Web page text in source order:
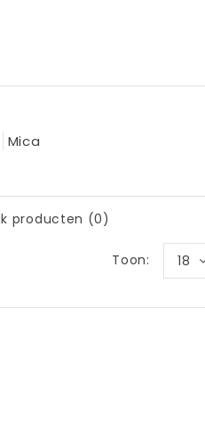
Mica
producten (0)
Toon: 18